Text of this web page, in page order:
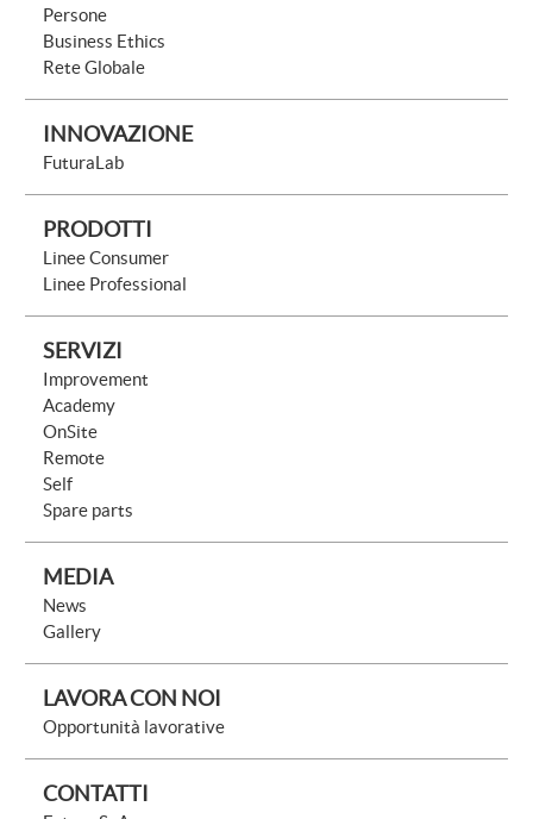
Persone
Business Ethics
Rete Globale
INNOVAZIONE
FuturaLab
PRODOTTI
Linee Consumer
Linee Professional
SERVIZI
Improvement
Academy
OnSite
Remote
Self
Spare parts
MEDIA
News
Gallery
LAVORA CON NOI
Opportunità lavorative
CONTATTI